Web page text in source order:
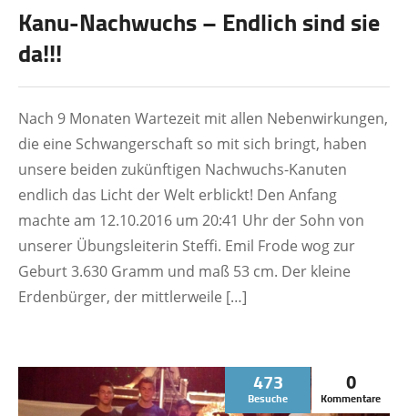
Kanu-Nachwuchs – Endlich sind sie
da!!!
Nach 9 Monaten Wartezeit mit allen Nebenwirkungen,
die eine Schwangerschaft so mit sich bringt, haben
unsere beiden zukünftigen Nachwuchs-Kanuten
endlich das Licht der Welt erblickt! Den Anfang
machte am 12.10.2016 um 20:41 Uhr der Sohn von
unserer Übungsleiterin Steffi. Emil Frode wog zur
Geburt 3.630 Gramm und maß 53 cm. Der kleine
Erdenbürger, der mittlerweile […]
473
Besuche
0
Kommentare